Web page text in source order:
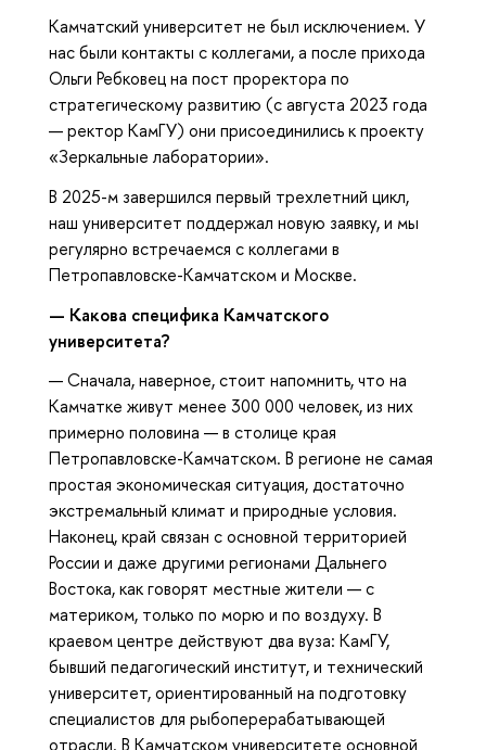
Камчатский университет не был исключением. У
нас были контакты с коллегами, а после прихода
Ольги Ребковец на пост проректора по
стратегическому развитию (с августа 2023 года
— ректор КамГУ) они присоединились к проекту
«Зеркальные лаборатории».
В 2025-м завершился первый трехлетний цикл,
наш университет поддержал новую заявку, и мы
регулярно встречаемся с коллегами в
Петропавловске-Камчатском и Москве.
— Какова специфика Камчатского
университета?
— Сначала, наверное, стоит напомнить, что на
Камчатке живут менее 300 000 человек, из них
примерно половина — в столице края
Петропавловске-Камчатском. В регионе не самая
простая экономическая ситуация, достаточно
экстремальный климат и природные условия.
Наконец, край связан с основной территорией
России и даже другими регионами Дальнего
Востока, как говорят местные жители — с
материком, только по морю и по воздуху. В
краевом центре действуют два вуза: КамГУ,
бывший педагогический институт, и технический
университет, ориентированный на подготовку
специалистов для рыбоперерабатывающей
отрасли. В Камчатском университете основной